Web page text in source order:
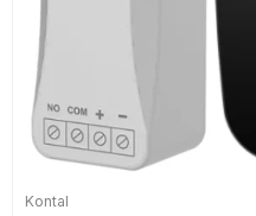
Kontal